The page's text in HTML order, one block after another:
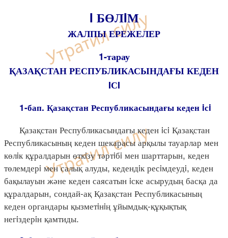
I БӨЛIМ
ЖАЛПЫ ЕРЕЖЕЛЕР
1-тарау
ҚАЗАҚСТАН РЕСПУБЛИКАСЫНДАҒЫ КЕДЕН
IСI
1-бап. Қазақстан Республикасындағы кеден iсi
Қазақстан Республикасындағы кеден iсi Қазақстан
Республикасының кеден шекарасы арқылы тауарлар мен
көлiк құралдарын өткiзу тәртiбi мен шарттарын, кеден
төлемдерi мен салық алуды, кедендiк ресiмдеудi, кеден
бақылауын және кеден саясатын iске асырудың басқа да
құралдарын, сондай-ақ Қазақстан Республикасының
кеден органдары қызметiнiң ұйымдық-құқықтық
негiздерiн қамтиды.